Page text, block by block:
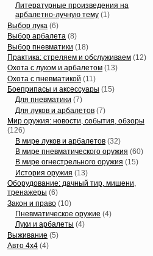
Литературные произведения на
арбалетно-лучную тему (1)
Выбор лука (6)
Выбор арбалета (8)
Выбор пневматики (18)
Практика: стреляем и обслуживаем (12)
Охота с луком и арбалетом (13)
Охота с пневматикой (11)
Боеприпасы и аксессуары (15)
Для пневматики (7)
Для луков и арбалетов (7)
Мир оружия: новости, события, обзоры
(126)
В мире луков и арбалетов (32)
В мире пневматического оружия (60)
В мире огнестрельного оружия (15)
История оружия (13)
Оборудование: дачный тир, мишени,
тренажеры (6)
Закон и право (10)
Пневматическое оружие (4)
Луки и арбалеты (4)
Выживание (5)
Авто 4х4 (4)